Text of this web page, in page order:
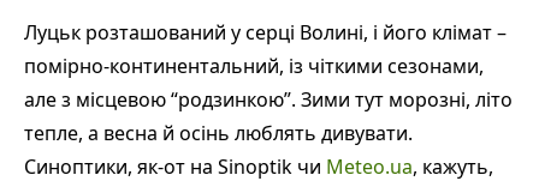
Луцьк розташований у серці Волині, і його клімат –
помірно-континентальний, із чіткими сезонами,
але з місцевою “родзинкою”. Зими тут морозні, літо
тепле, а весна й осінь люблять дивувати.
Синоптики, як-от на Sinoptik чи Meteo.ua, кажуть,